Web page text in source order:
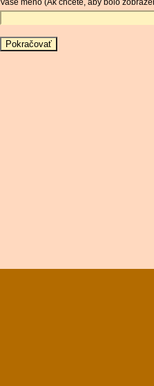
Vaše meno (Ak chcete, aby bolo